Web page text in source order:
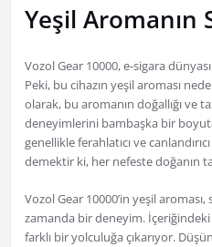
Yeşil Aromanın
Vozol Gear 10000, e-sigara
Peki, bu cihazın yeşil aroması
olarak, bu aromanın doğallığı ve
deneyimlerini bambaşka bir
genellikle ferahlatıcı ve
demektir ki, her nefeste doğanın
Vozol Gear 10000’in yeşil
zamanda bir deneyim.
farklı bir yolculuğa çıkarıyor.